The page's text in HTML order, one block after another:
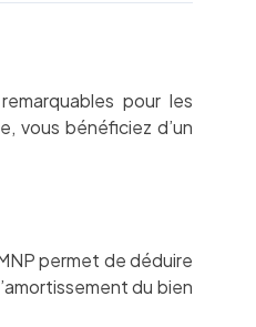
pour les
vous bénéficiez d’un
permet de déduire
du bien